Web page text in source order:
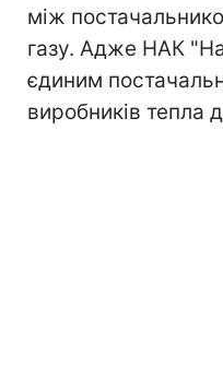
між
газу. Адже НАК
єдиним
виробників тепла